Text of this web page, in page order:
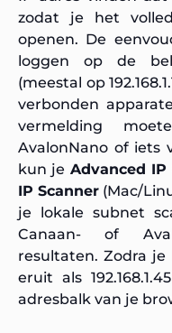
zodat je het
openen. De
loggen op de
(meestal op
verbonden
vermelding
AvalonNano of iets
kun je Advanced IP
IP Scanner (Mac/
je lokale subnet
Canaan- of
resultaten. Zodra
eruit als
adresbalk van je